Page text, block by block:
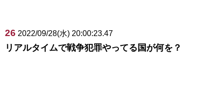
26 2022/09/28(水) 20:00:23.47
リアルタイムで戦争犯罪やってる国が何を？